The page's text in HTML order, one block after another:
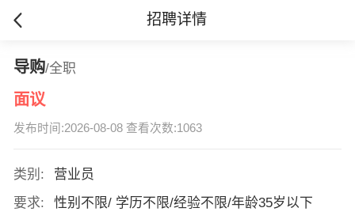
招聘详情
导购/全职
面议
发布时间:2026-08-08 查看次数:1063
类别:
营业员
要求:
性别不限/ 学历不限/经验不限/年龄35岁以下